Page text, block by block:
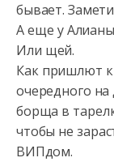
бывает.
А еще у
Или щей.
Как пришлют к
очередного
борща в
чтобы не
ВИПдом.